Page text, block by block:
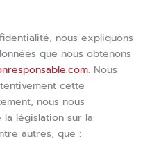
nous expliquons
que nous obtenons
. Nous
cette
nous nous
législation sur la
autres, que :